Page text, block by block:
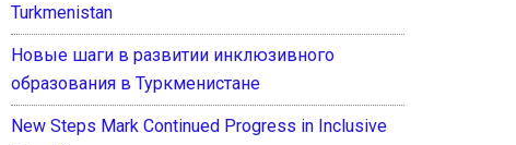
Turkmenistan
Новые шаги в развитии инклюзивного
образования в Туркменистане
New Steps Mark Continued Progress in Inclusive